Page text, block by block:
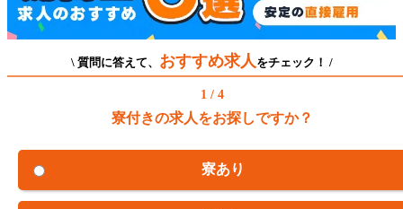
\ 質問に答えて、 おすすめ求人 をチェック！ /
1 / 4
寮付きの求人をお探しですか？
寮あり